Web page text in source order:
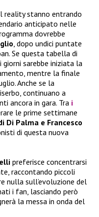
reality stanno entrando
anticipato nelle
dovrebbe
, dopo undici puntate
Se questa tabella di
sarebbe iniziata la
mentre la finale
Anche se la
continuano a
ancora in gara. Tra i
le prime settimane
Di Palma e Francesco
di questa nuova
preferisce concentrarsi
raccontando piccoli
nulla sull’evoluzione del
i fan, lasciando però
la messa in onda del